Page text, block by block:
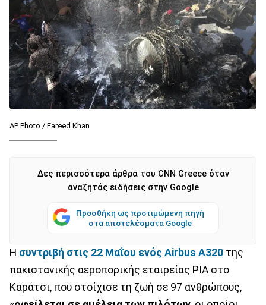
AP Photo / Fareed Khan
Δες περισσότερα άρθρα του CNN Greece όταν
αναζητάς ειδήσεις στην Google
Προσθήκη ως προτιμώμενη πηγή
στα αποτελέσματα Google
Η συντριβή στις 22 Μαΐου ενός Airbus A320 της
πακιστανικής αεροπορικής εταιρείας PIA στο
Καράτσι, που στοίχισε τη ζωή σε 97 ανθρώπους,